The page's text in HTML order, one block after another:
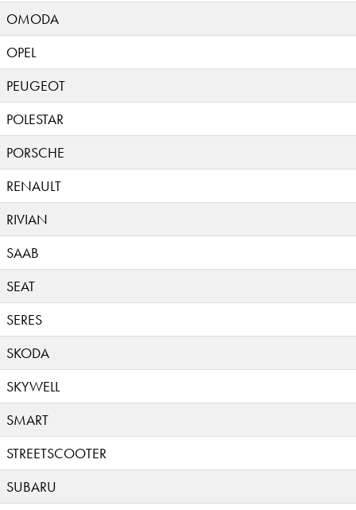
OMODA
OPEL
PEUGEOT
POLESTAR
PORSCHE
RENAULT
RIVIAN
SAAB
SEAT
SERES
SKODA
SKYWELL
SMART
STREETSCOOTER
SUBARU